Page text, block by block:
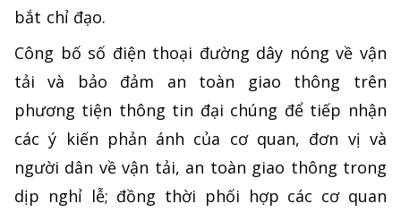
bắt chỉ đạo.
Công bố số điện thoại đường dây nóng về vận
tải và bảo đảm an toàn giao thông trên
phương tiện thông tin đại chúng để tiếp nhận
các ý kiến phản ánh của cơ quan, đơn vị và
người dân về vận tải, an toàn giao thông trong
dịp nghỉ lễ; đồng thời phối hợp các cơ quan